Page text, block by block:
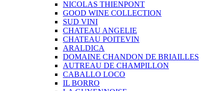
NICOLAS THIENPONT
GOOD WINE COLLECTION
SUD VINI
CHATEAU ANGELIE
CHATEAU POITEVIN
ARALDICA
DOMAINE CHANDON DE BRIAILLES
AUTREAU DE CHAMPILLON
CABALLO LOCO
IL BORRO